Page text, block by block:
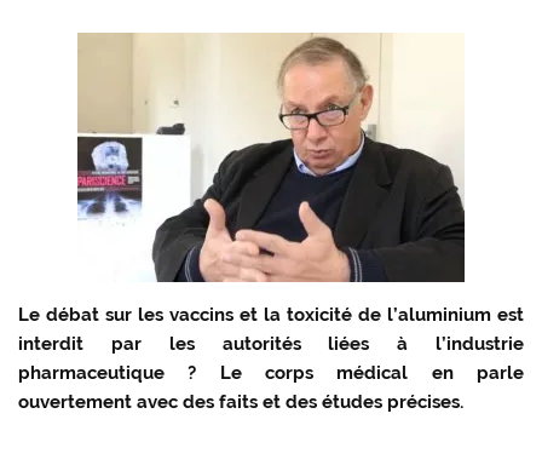
Le débat sur les vaccins et la toxicité de l’aluminium est
interdit par les autorités liées à l’industrie
pharmaceutique ? Le corps médical en parle
ouvertement avec des faits et des études précises.